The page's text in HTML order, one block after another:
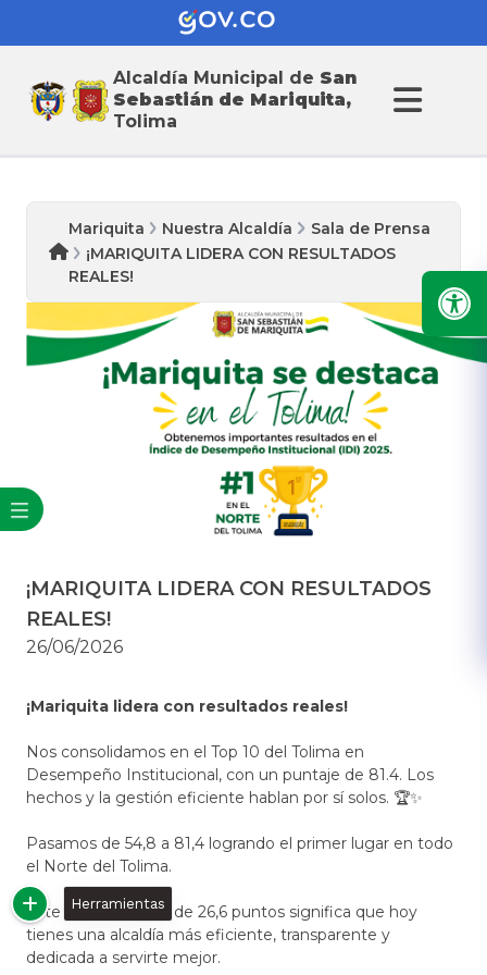
Alcaldía Municipal de San
Sebastián de Mariquita,
Tolima
Mariquita Nuestra Alcaldía
Sala de Prensa
¡MARIQUITA LIDERA CON RESULTADOS
REALES!
¡MARIQUITA LIDERA CON RESULTADOS
REALES!
26/06/2026
¡Mariquita lidera con resultados reales!
Nos consolidamos en el Top 10 del Tolima en
Desempeño Institucional, con un puntaje de 81.4. Los
hechos y la gestión eficiente hablan por sí solos. 🏆✨
Pasamos de 54,8 a 81,4 logrando el primer lugar en todo
el Norte del Tolima.
Este salto histórico de 26,6 puntos significa que hoy
tienes una alcaldía más eficiente, transparente y
dedicada a servirte mejor.
Herramientas